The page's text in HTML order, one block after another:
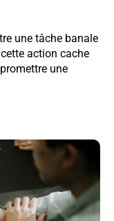
une tâche banale
action cache
une